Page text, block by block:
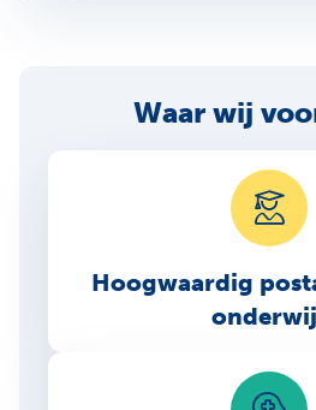
Waar wij
Hoogwaardig